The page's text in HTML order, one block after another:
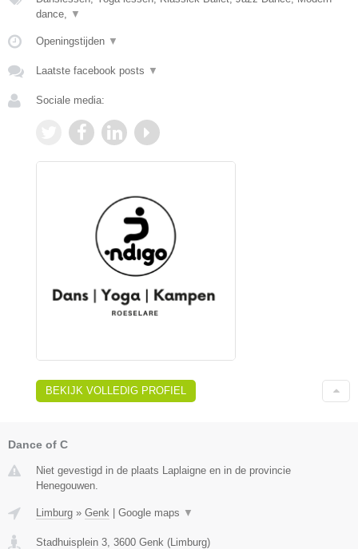
dance,
▼
Openingstijden ▼
Laatste facebook posts ▼
Sociale media:
BEKIJK VOLLEDIG PROFIEL
Dance of C
Niet gevestigd in de plaats Laplaigne en in de provincie
Henegouwen.
Limburg » Genk | Google maps ▼
Stadhuisplein 3 3600 Genk (Limburg)